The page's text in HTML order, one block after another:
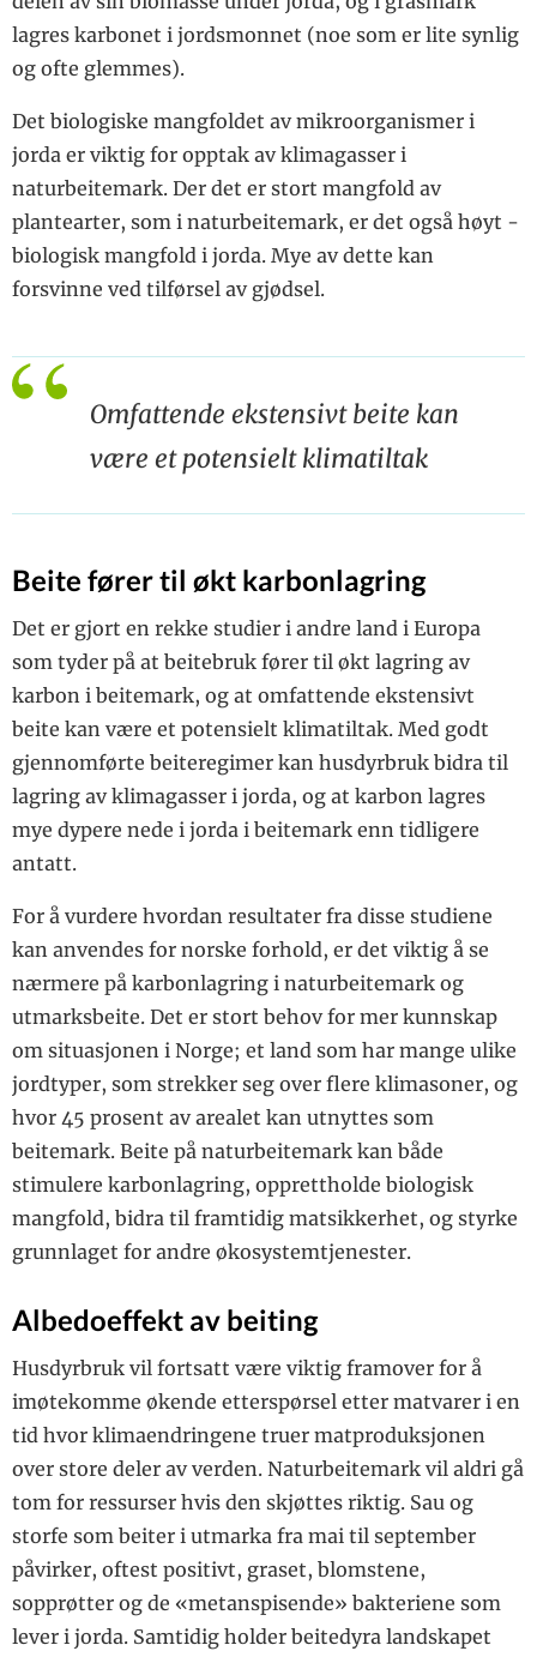
lagres karbonet i jords­monnet (noe som er lite synlig
og ofte glemmes).
Det biologiske mangfoldet av mikroorganismer i
jorda er viktig for opptak av klimagasser i
naturbeitemark. Der det er stort mangfold av
plantearter, som i natur­beitemark, er det også høyt ­
bio­logisk mangfold i jorda. Mye av dette kan
forsvinne ved tilførsel av gjødsel.
Omfattende ekstensivt beite kan
være et potensielt klimatiltak
Beite fører til økt karbonlagring
Det er gjort en rekke studier i andre land i Europa
som tyder på at beitebruk fører til økt lagring av
karbon i beitemark, og at omfattende ekstensivt
beite kan være et potensielt klimatiltak. Med godt
gjennomførte beiteregimer kan husdyrbruk bidra til
lagring av klimagasser i jorda, og at karbon lagres
mye dypere nede i jorda i beitemark enn tidligere
antatt.
For å vurdere hvordan resultater fra disse studiene
kan anvendes for norske forhold, er det viktig å se
nærmere på karbonlagring i naturbeitemark og
utmarksbeite. Det er stort behov for mer kunnskap
om situasjonen i Norge; et land som har mange ulike
jord­typer, som strekker seg over flere klimasoner, og
hvor 45 prosent av arealet kan utnyttes som
beitemark. Beite på naturbeitemark kan både
stimulere karbonlagring, opprettholde biologisk
mangfold, bidra til framtidig matsikkerhet, og styrke
grunnlaget for andre økosystemtjenester.
Albedoeffekt av beiting
Husdyrbruk vil fortsatt være viktig framover for å
imøtekomme økende etterspørsel etter mat­varer i en
tid hvor klimaendringene truer matproduksjonen
over store deler av verden. Naturbeitemark vil aldri gå
tom for ressurser hvis den skjøttes riktig. Sau og
storfe som beiter i utmarka fra mai til september
påvirker, oftest positivt, graset, blomstene,
sopprøtter og de «metanspisende» bakteriene som
lever i jorda. Samtidig holder beitedyra landskapet